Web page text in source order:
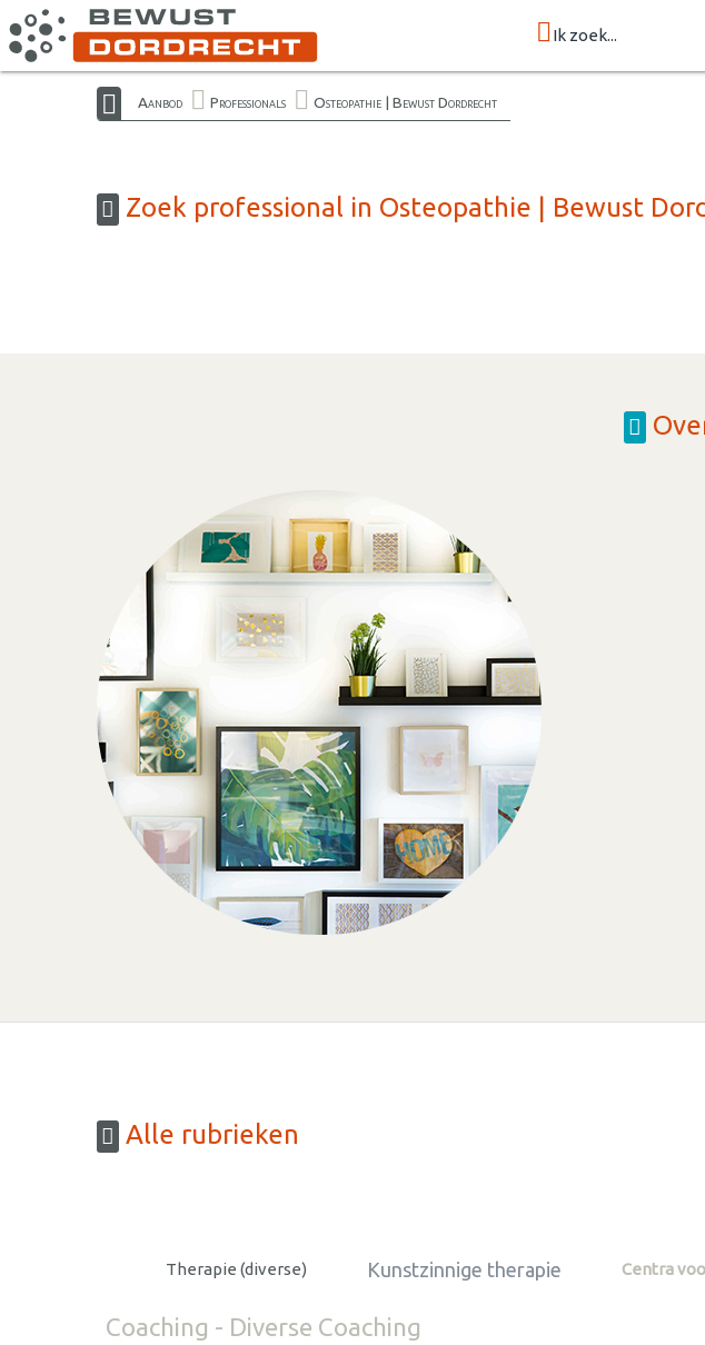
Ik zoek...
Aanbod Professionals Osteopathie | Bewust Dordrecht
Zoek professional in Osteopathie | Bewust
Alle rubrieken
Therapie (diverse) Kunstzinnige therapie Centra
Coaching - Diverse Coaching